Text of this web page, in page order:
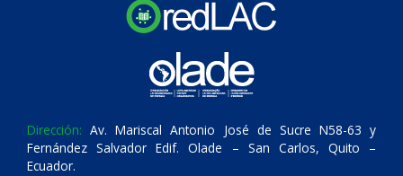
Dirección: Av. Mariscal Antonio José de Sucre N58-63 y
Fernández Salvador Edif. Olade – San Carlos, Quito –
Ecuador.